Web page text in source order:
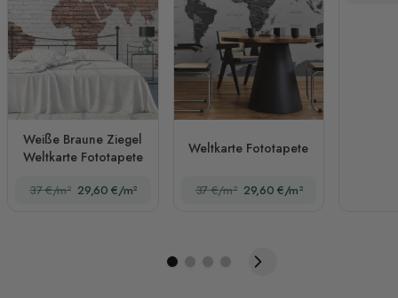
Weiße Braune Ziegel
Weltkarte Fototapete
37 €/m² 29,60 €/m²
Weltkarte Fototapete
37 €/m² 29,60 €/m²